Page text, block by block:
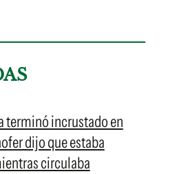
terminó incrustado en
dijo que estaba
circulaba